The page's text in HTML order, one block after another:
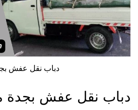
دباب نقل عفش
دباب نقل عفش بجدة